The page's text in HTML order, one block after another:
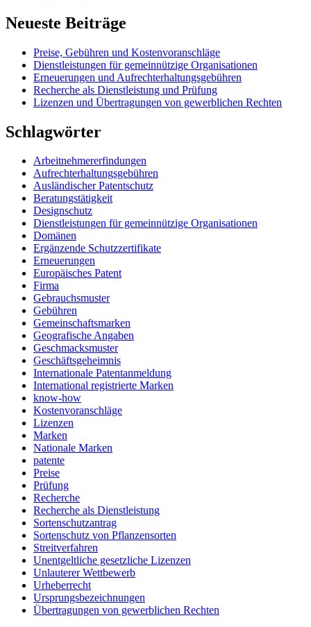
Neueste Beiträge
Preise, Gebühren und Kostenvoranschläge
Dienstleistungen für gemeinnützige Organisationen
Erneuerungen und Aufrechterhaltungsgebühren
Recherche als Dienstleistung und Prüfung
Lizenzen und Übertragungen von gewerblichen Rechten
Schlagwörter
Arbeitnehmererfindungen
Aufrechterhaltungsgebühren
Ausländischer Patentschutz
Beratungstätigkeit
Designschutz
Dienstleistungen für gemeinnützige Organisationen
Domänen
Ergänzende Schutzzertifikate
Erneuerungen
Europäisches Patent
Firma
Gebrauchsmuster
Gebühren
Gemeinschaftsmarken
Geografische Angaben
Geschmacksmuster
Geschäftsgeheimnis
Internationale Patentanmeldung
International registrierte Marken
know-how
Kostenvoranschläge
Lizenzen
Marken
Nationale Marken
patente
Preise
Prüfung
Recherche
Recherche als Dienstleistung
Sortenschutzantrag
Sortenschutz von Pflanzensorten
Streitverfahren
Unentgeltliche gesetzliche Lizenzen
Unlauterer Wettbewerb
Urheberrecht
Ursprungsbezeichnungen
Übertragungen von gewerblichen Rechten